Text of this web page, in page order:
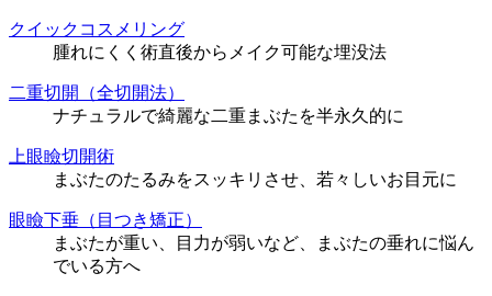
クイックコスメリング
腫れにくく術直後からメイク可能な埋没法
二重切開（全切開法）
ナチュラルで綺麗な二重まぶたを半永久的に
上眼瞼切開術
まぶたのたるみをスッキリさせ、若々しいお目元に
眼瞼下垂（目つき矯正）
まぶたが重い、目力が弱いなど、まぶたの垂れに悩ん
でいる方へ